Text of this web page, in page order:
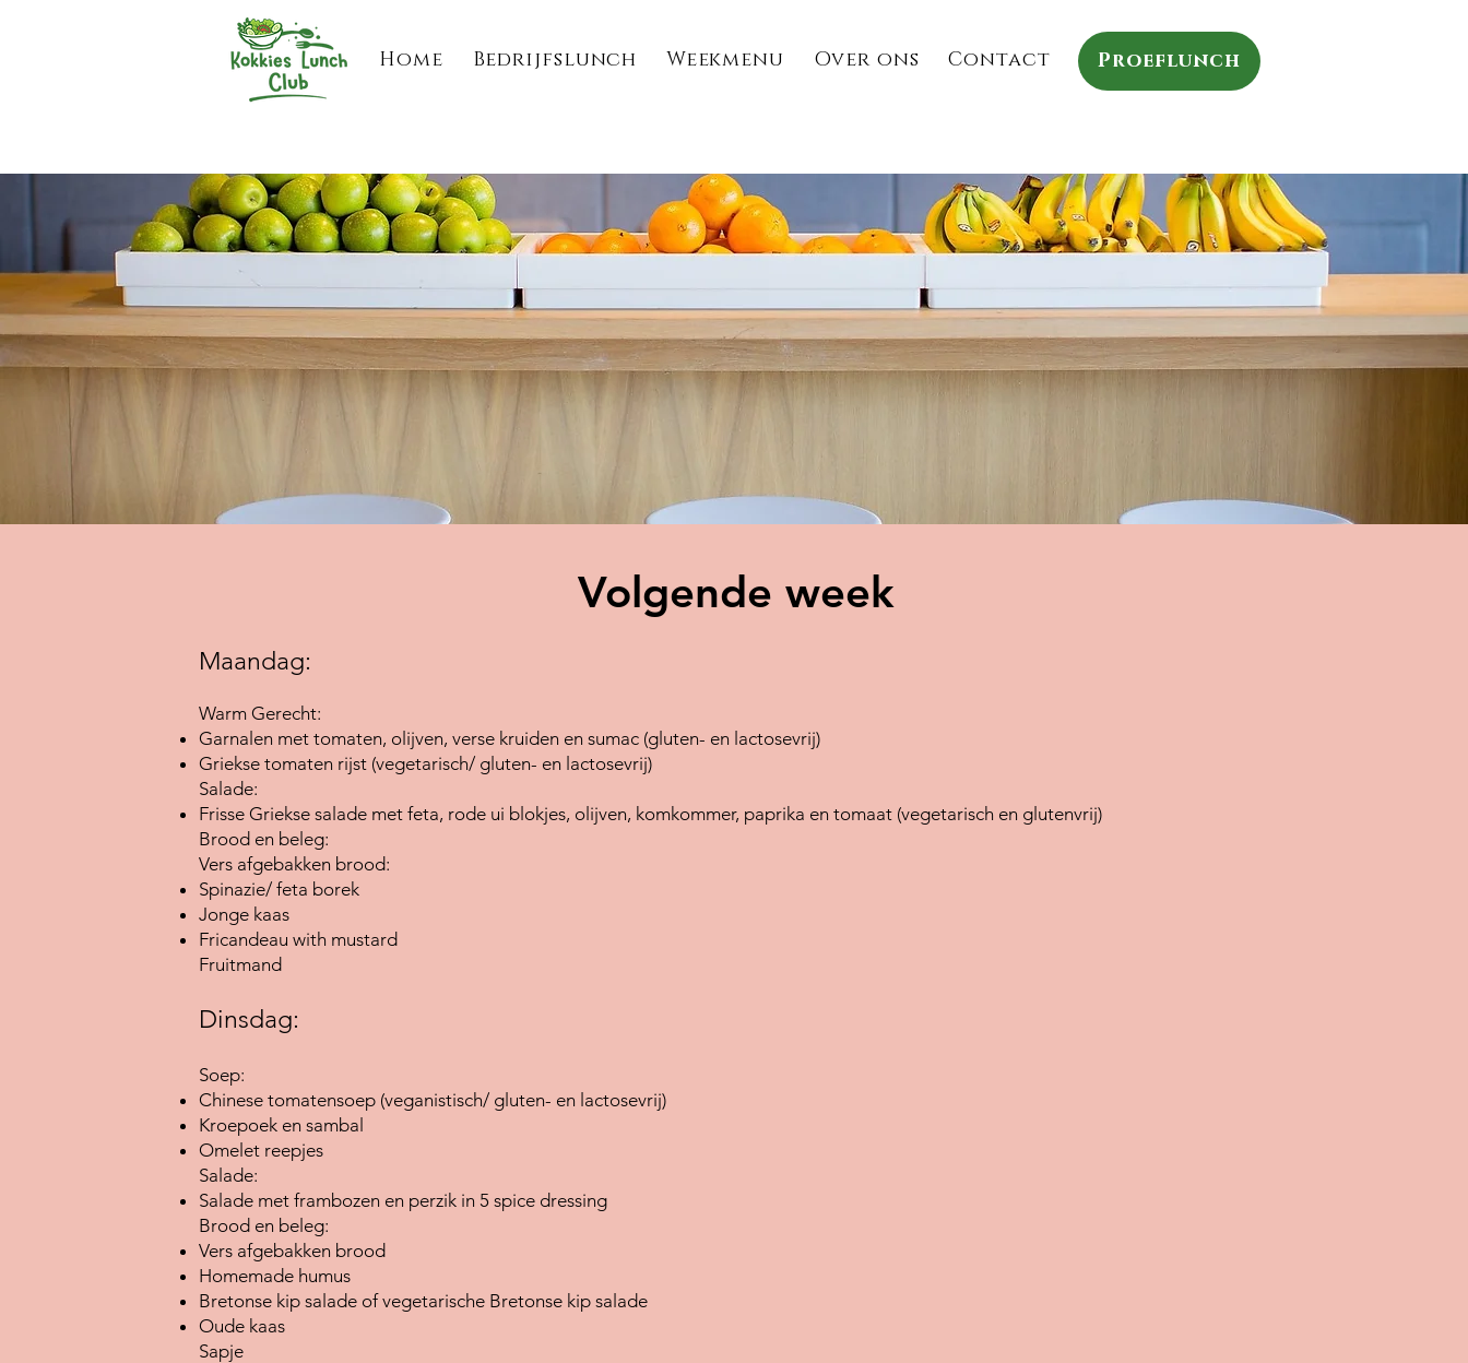
Home Bedrijfslunch Weekmenu Over ons Contact Proeflunch
Volgende week
Maandag:
Warm Gerecht:
Garnalen met tomaten, olijven, verse kruiden en sumac (gluten- en lactosevrij)
Griekse tomaten rijst (vegetarisch/ gluten- en lactosevrij)
Salade:
Frisse Griekse salade met feta, rode ui blokjes, olijven, komkommer, paprika en tomaat (vegetarisch en glutenvrij)
Brood en beleg:
Vers afgebakken brood:
Spinazie/ feta borek
Jonge kaas
Fricandeau with mustard
Fruitmand
Dinsdag:
Soep:
Chinese tomatensoep (veganistisch/ gluten- en lactosevrij)
Kroepoek en sambal
Omelet reepjes
Salade:
Salade met frambozen en perzik in 5 spice dressing
Brood en beleg:
Vers afgebakken brood
Homemade humus
Bretonse kip salade of vegetarische Bretonse kip salade
Oude kaas
Sapje